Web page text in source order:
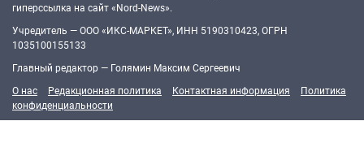
гиперссылка на сайт «Nord-News».
Учредитель — ООО «ИКС-МАРКЕТ», ИНН 5190310423, ОГРН
1035100155133
Главный редактор — Голямин Максим Сергеевич
О нас
Редакционная политика Контактная информация
Политика
конфиденциальности